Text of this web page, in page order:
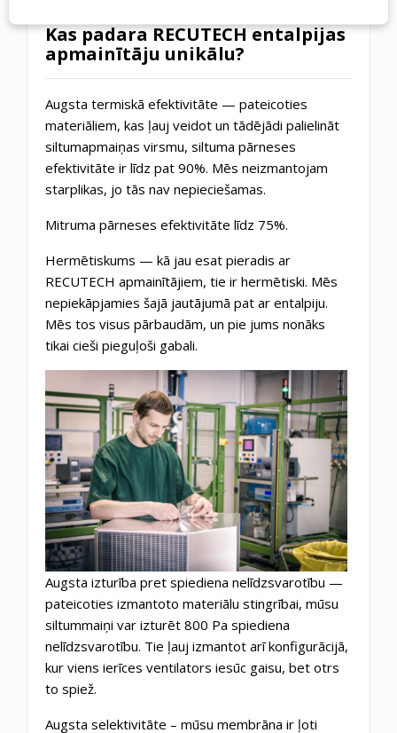
Kas padara RECUTECH entalpijas
apmainītāju unikālu?
Augsta termiskā efektivitāte — pateicoties
materiāliem, kas ļauj veidot un tādējādi palielināt
siltumapmaiņas virsmu, siltuma pārneses
efektivitāte ir līdz pat 90%. Mēs neizmantojam
starplikas, jo tās nav nepieciešamas.
Mitruma pārneses efektivitāte līdz 75%.
Hermētiskums — kā jau esat pieradis ar
RECUTECH apmainītājiem, tie ir hermētiski. Mēs
nepiekāpjamies šajā jautājumā pat ar entalpiju.
Mēs tos visus pārbaudām, un pie jums nonāks
tikai cieši pieguļoši gabali.
Augsta izturība pret spiediena nelīdzsvarotību —
pateicoties izmantoto materiālu stingrībai, mūsu
siltummaiņi var izturēt 800 Pa spiediena
nelīdzsvarotību. Tie ļauj izmantot arī konfigurācijā,
kur viens ierīces ventilators iesūc gaisu, bet otrs
to spiež.
Augsta selektivitāte – mūsu membrāna ir ļoti